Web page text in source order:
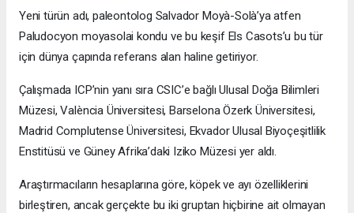
Yeni türün adı, paleontolog Salvador Moyà-Solà’ya atfen
Paludocyon moyasolai kondu ve bu keşif Els Casots’u bu tür
için dünya çapında referans alan haline getiriyor.
Çalışmada ICP’nin yanı sıra CSIC’e bağlı Ulusal Doğa Bilimleri
Müzesi, València Üniversitesi, Barselona Özerk Üniversitesi,
Madrid Complutense Üniversitesi, Ekvador Ulusal Biyoçeşitlilik
Enstitüsü ve Güney Afrika’daki Iziko Müzesi yer aldı.
Araştırmacıların hesaplarına göre, köpek ve ayı özelliklerini
birleştiren, ancak gerçekte bu iki gruptan hiçbirine ait olmayan